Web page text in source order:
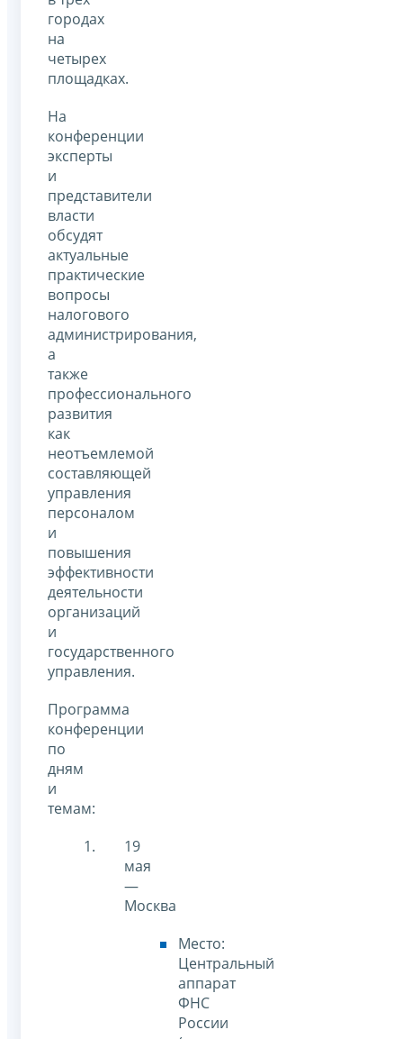
городах
на
четырех
площадках.
На
конференции
эксперты
и
представители
власти
обсудят
актуальные
практические
вопросы
налогового
администрирования,
а
также
профессионального
развития
как
неотъемлемой
составляющей
управления
персоналом
и
повышения
эффективности
деятельности
организаций
и
государственного
управления.
Программа
конференции
по
дням
и
темам:
19
мая
—
Москва
Место:
Центральный
аппарат
ФНС
России